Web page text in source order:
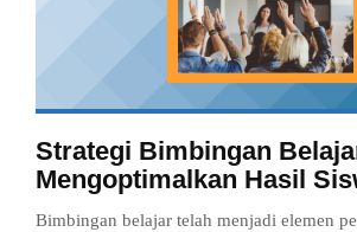
Strategi Bimbingan
Mengoptimalkan Hasil
Bimbingan belajar telah menjadi elemen